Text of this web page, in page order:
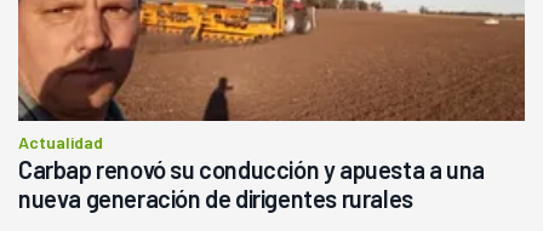
Actualidad
Carbap renovó su conducción y apuesta a una
nueva generación de dirigentes rurales